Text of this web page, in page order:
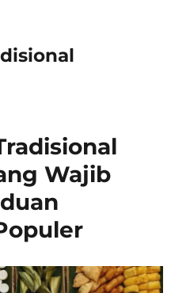
Wajib